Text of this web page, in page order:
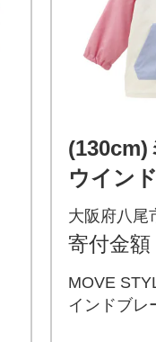
(130cm)
ウイン
(サーモ
8)
大阪府八尾
寄付金額
MOVE
インドブレ